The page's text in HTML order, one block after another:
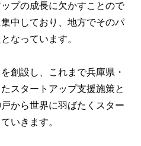
プの成長に欠かすことので
中しており、地方でそのパ
なっています。
創設し、これまで兵庫県・
スタートアップ支援施策と
から世界に羽ばたくスター
いきます。